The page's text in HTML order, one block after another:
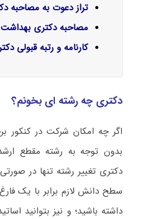
تراز دعوت به مصاحبه
مصاحبه دکتری
کارنامه و رتبه قبولی
دکتری چه رشته ای بخونم؟
اگر چه امکان شرکت در کنکور
بدون توجه به رشته مقطع
دکتری تغییر رشته تنها در
سطح دانش لازم برابر با یک
داشته باشید؛ و نیز بتوانید